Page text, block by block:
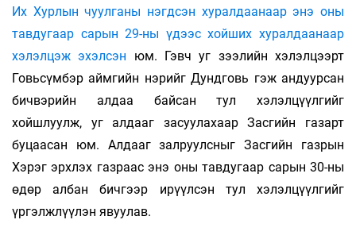
Их Хурлын чуулганы нэгдсэн хуралдаанаар энэ оны
тавдугаар сарын 29-ны үдээс хойших хуралдаанаар
хэлэлцэж эхэлсэн юм. Гэвч уг зээлийн хэлэлцээрт
Говьсүмбэр аймгийн нэрийг Дундговь гэж андуурсан
бичвэрийн алдаа байсан тул хэлэлцүүлгийг
хойшлуулж, уг алдааг засуулахаар Засгийн газарт
буцаасан юм. Алдааг залруулсныг Засгийн газрын
Хэрэг эрхлэх газраас энэ оны тавдугаар сарын 30-ны
өдөр албан бичгээр ирүүлсэн тул хэлэлцүүлгийг
үргэлжлүүлэн явуулав.